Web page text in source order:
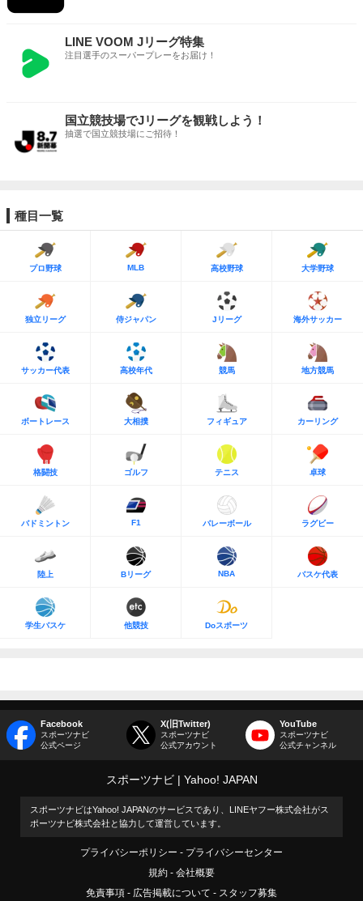
LINE VOOM Jリーグ特集
注目選手のスーパープレーをお届け！
国立競技場でJリーグを観戦しよう！
抽選で国立競技場にご招待！
種目一覧
プロ野球 MLB 高校野球 大学野球
独立リーグ 侍ジャパン Jリーグ 海外サッカー
サッカー代表 高校年代 競馬 地方競馬
ボートレース 大相撲 フィギュア カーリング
格闘技 ゴルフ テニス 卓球
バドミントン F1 バレーボール ラグビー
陸上 Bリーグ NBA バスケ代表
学生バスケ 他競技 Doスポーツ
Facebook
スポーツナビ
公式ページ
X(旧Twitter)
スポーツナビ
公式アカウント
YouTube
スポーツナビ
公式チャンネル
スポーツナビ Yahoo! JAPAN
スポーツナビはYahoo! JAPANのサービスであり、LINEヤフー株式会社がス
ポーツナビ株式会社と協力して運営しています。
プライバシーポリシー
プライバシーセンター
規約
会社概要
免責事項
広告掲載について スタッフ募集